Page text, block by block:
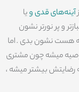
آینه‌های قدی ویا
و پر نورتر نشون
هست نشون بدی . اما
میشه چون مشتری
رضایتش بیشتر میشه ،